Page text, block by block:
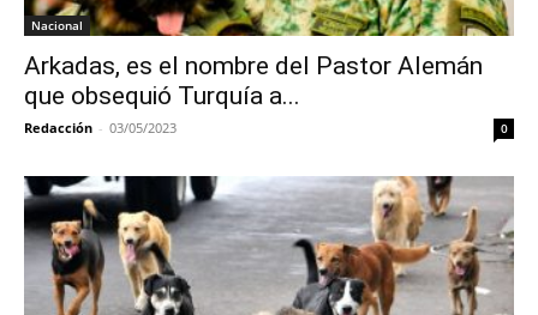
Nacional
Arkadas, es el nombre del Pastor Alemán
que obsequió Turquía a...
Redacción - 03/05/2023 0